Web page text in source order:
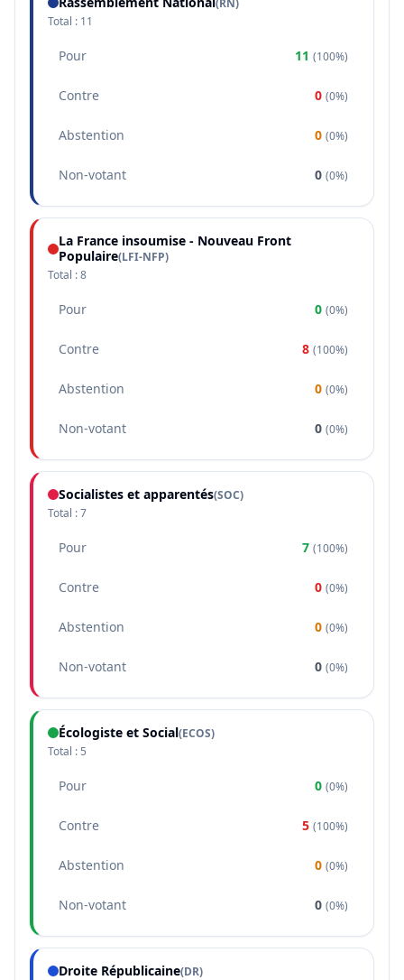
(RN)
Total : 11
Pour 11 (100%)
Contre 0 (0%)
Abstention 0 (0%)
Non-votant 0 (0%)
La France insoumise - Nouveau Front
Populaire(LFI-NFP)
Total :8
Pour 0 (0%)
Contre 8 (100%)
Abstention 0 (0%)
Non-votant 0 (0%)
Socialistes et apparentés(SOC)
Total :7
Pour 7 (100%)
Contre 0 (0%)
Abstention 0 (0%)
Non-votant 0 (0%)
Écologiste et Social(ECOS)
Total : 5
Pour 0 (0%)
Contre 5 (100%)
Abstention 0 (0%)
Non-votant 0 (0%)
Droite Républicaine(DR)